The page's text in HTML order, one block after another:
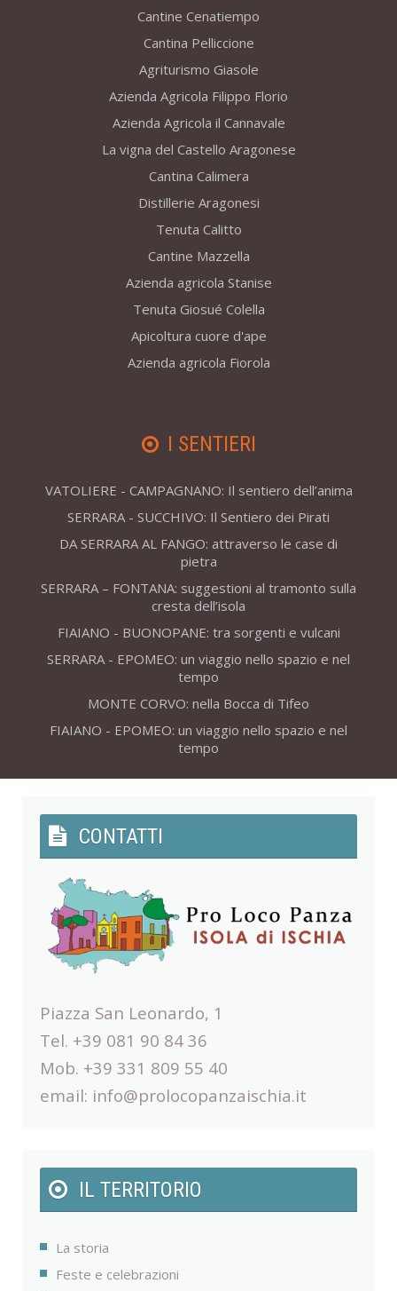
Cantine Cenatiempo
Cantina Pelliccione
Agriturismo Giasole
Azienda Agricola Filippo Florio
Azienda Agricola il Cannavale
La vigna del Castello Aragonese
Cantina Calimera
Distillerie Aragonesi
Tenuta Calitto
Cantine Mazzella
Azienda agricola Stanise
Tenuta Giosué Colella
Apicoltura cuore d'ape
Azienda agricola Fiorola
I SENTIERI
VATOLIERE - CAMPAGNANO: Il sentiero dell’anima
SERRARA - SUCCHIVO: Il Sentiero dei Pirati
DA SERRARA AL FANGO: attraverso le case di
pietra
SERRARA – FONTANA: suggestioni al tramonto sulla
cresta dell’isola
FIAIANO - BUONOPANE: tra sorgenti e vulcani
SERRARA - EPOMEO: un viaggio nello spazio e nel
tempo
MONTE CORVO: nella Bocca di Tifeo
FIAIANO - EPOMEO: un viaggio nello spazio e nel
tempo
CONTATTI
Piazza San Leonardo, 1
Tel. +39 081 90 84 36
Mob. +39 331 809 55 40
email: info@prolocopanzaischia.it
IL TERRITORIO
La storia
Feste e celebrazioni